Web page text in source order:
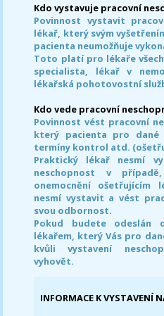
Kdo vystavuje pracovní
Povinnost vystavit
lékař, který svým
pacienta neumožňuje
Toto platí pro lékaře
specialista, lékař v
lékařská pohotovostní
Kdo vede pracovní
Povinnost vést pracovní
který pacienta pro dané
termíny kontrol atd.
Praktický lékař nesmí
neschopnost v
onemocnění ošetřujícím
nesmí vystavit a vést
svou odbornost.
Pokud budete odeslán
lékařem, který Vás pro
kvůli vystavení
vyhovět.
INFORMACE K VYSTAVENÍ